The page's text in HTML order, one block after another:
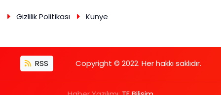
Gizlilik Politikası Künye
RSS Copyright © 2022. Her hakkı saklıdır.